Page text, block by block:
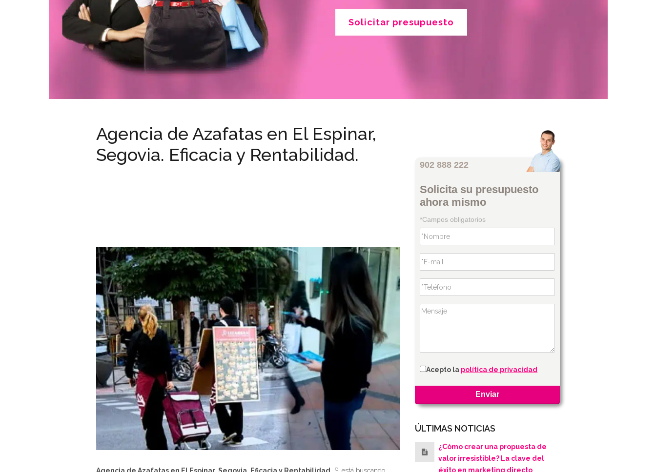
Solicitar presupuesto
Agencia de Azafatas en El Espinar,
Segovia. Eficacia y Rentabilidad.
902 888 222
Solicita su presupuesto
ahora mismo
*Campos obligatorios
Acepto la política de privacidad
ÚLTIMAS NOTICIAS
¿Cómo crear una propuesta de
valor irresistible? La clave del
éxito en marketing directo